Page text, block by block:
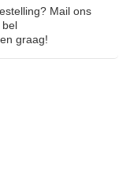
Mail ons
bel
graag!